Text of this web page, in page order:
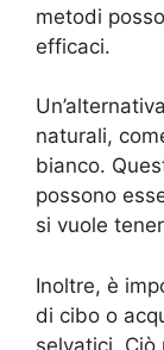
metodi
efficaci.
naturali,
bianco.
possono
si vuole
Inoltre, è
di cibo o
selvatici.